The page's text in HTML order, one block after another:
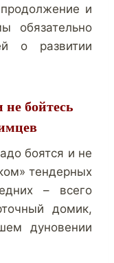
и
обязательно
о развитии
бойтесь
боятся и не
тендерных
– всего
домик,
дуновении